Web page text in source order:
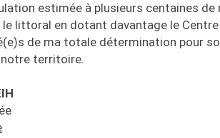
estimée à plusieurs centaines
littoral en dotant davantage le
de ma totale détermination pour
territoire.